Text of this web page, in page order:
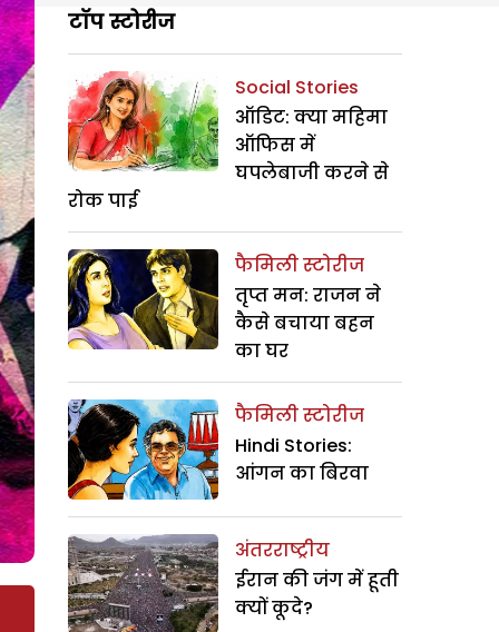
टॉप स्टोरीज
Social Stories
ऑडिट: क्या महिमा
ऑफिस में
घपलेबाजी करने से
रोक पाई
फैमिली स्टोरीज
तृप्त मन: राजन ने
कैसे बचाया बहन
का घर
फैमिली स्टोरीज
Hindi Stories:
आंगन का बिरवा
अंतरराष्ट्रीय
ईरान की जंग में हूती
क्यों कूदे?